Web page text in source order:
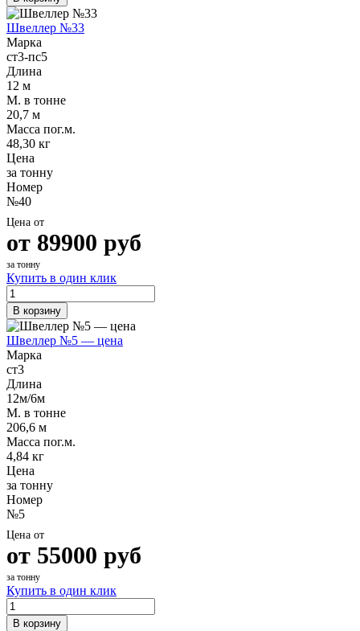
Швеллер №33
Марка
ст3-пс5
Длина
12 м
М. в тонне
20,7 м
Масса пог.м.
48,30 кг
Цена
за тонну
Номер
№40
Цена от
от 89900 руб
за тонну
Купить в один клик
В корзину
Швеллер №5 — цена
Марка
ст3
Длина
12м/6м
М. в тонне
206,6 м
Масса пог.м.
4,84 кг
Цена
за тонну
Номер
№5
Цена от
от 55000 руб
за тонну
Купить в один клик
В корзину